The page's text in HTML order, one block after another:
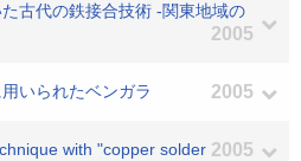
古代の鉄接合技術 -関東地域の
2005
いられたベンガラ 2005
with "copper solder 2005